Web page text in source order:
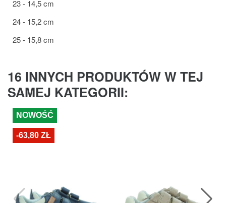
23 - 14,5 cm
24 - 15,2 cm
25 - 15,8 cm
16 INNYCH PRODUKTÓW W TEJ
SAMEJ KATEGORII:
NOWOŚĆ
-63,80 ZŁ